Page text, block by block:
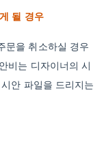
될 경우
문을 취소하실 경우
비는 디자이너의 시
안 파일을 드리지는